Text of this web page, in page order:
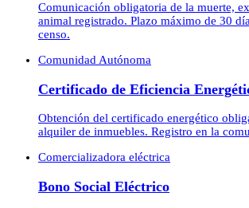
Comunicación obligatoria de la muerte,
animal registrado. Plazo máximo de 30
censo.
Comunidad Autónoma
Certificado de Eficiencia
Obtención del certificado energético
alquiler de inmuebles. Registro en la
Comercializadora eléctrica
Bono Social Eléctrico